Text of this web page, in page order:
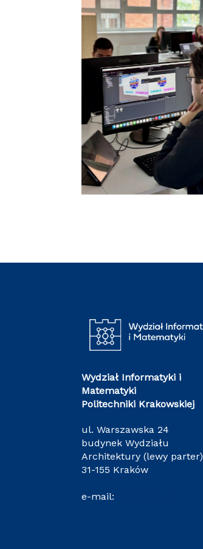
Wydział Informatyki i
Matematyki
Politechniki Krakowskiej
ul. Warszawska 24
budynek Wydziału
Architektury (lewy parter)
31-155 Kraków
e-mail: